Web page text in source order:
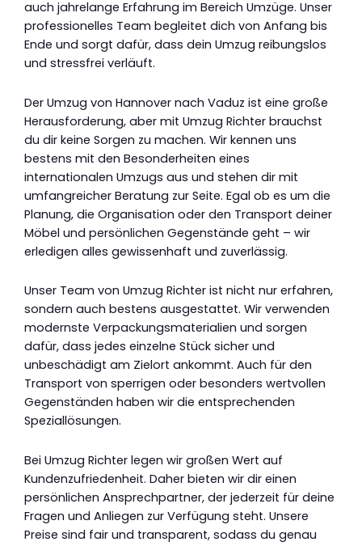
auch jahrelange Erfahrung im Bereich Umzüge. Unser
professionelles Team begleitet dich von Anfang bis
Ende und sorgt dafür, dass dein Umzug reibungslos
und stressfrei verläuft.
Der Umzug von Hannover nach Vaduz ist eine große
Herausforderung, aber mit Umzug Richter brauchst
du dir keine Sorgen zu machen. Wir kennen uns
bestens mit den Besonderheiten eines
internationalen Umzugs aus und stehen dir mit
umfangreicher Beratung zur Seite. Egal ob es um die
Planung, die Organisation oder den Transport deiner
Möbel und persönlichen Gegenstände geht – wir
erledigen alles gewissenhaft und zuverlässig.
Unser Team von Umzug Richter ist nicht nur erfahren,
sondern auch bestens ausgestattet. Wir verwenden
modernste Verpackungsmaterialien und sorgen
dafür, dass jedes einzelne Stück sicher und
unbeschädigt am Zielort ankommt. Auch für den
Transport von sperrigen oder besonders wertvollen
Gegenständen haben wir die entsprechenden
Speziallösungen.
Bei Umzug Richter legen wir großen Wert auf
Kundenzufriedenheit. Daher bieten wir dir einen
persönlichen Ansprechpartner, der jederzeit für deine
Fragen und Anliegen zur Verfügung steht. Unsere
Preise sind fair und transparent, sodass du genau